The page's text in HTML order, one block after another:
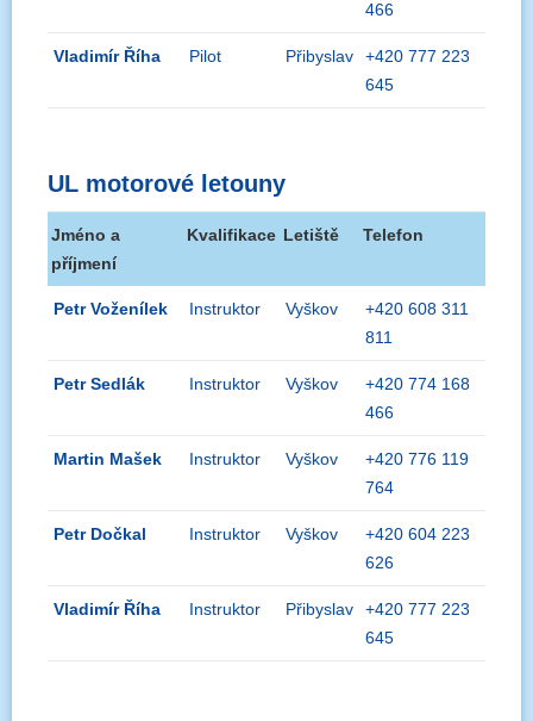
466
Vladimír Říha Pilot Přibyslav
+420 777 223
645
UL motorové letouny
Jméno a
příjmení
Kvalifikace Letiště Telefon
Petr Voženílek Instruktor Vyškov
+420 608 311
811
Petr Sedlák Instruktor Vyškov
+420 774 168
466
Martin Mašek Instruktor Vyškov
+420 776 119
764
Petr Dočkal Instruktor Vyškov
+420 604 223
626
Vladimír Říha Instruktor Přibyslav
+420 777 223
645